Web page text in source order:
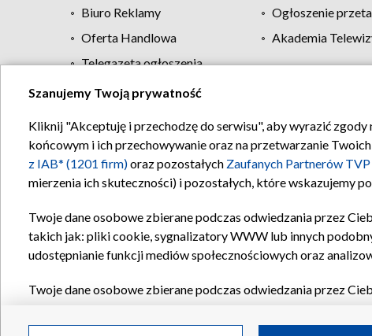
Biuro Reklamy
Ogłoszenie
Oferta Handlowa
Akademia
Telegazeta ogłoszenia
Regulamin TVP
Szanujemy Twoją prywatność
Kliknij "Akceptuję i przechodzę do serwisu", aby wyrazić
końcowym i ich przechowywanie oraz na przetwarzanie
z IAB* (1201 firm)oraz pozostałych Zaufanych Partnerów
mierzenia ich skuteczności) i pozostałych, które wskazujemy
Twoje dane osobowe zbierane podczas odwiedzania przez
takich jak: pliki cookie, sygnalizatory WWW lub innych
udostępnianie funkcji mediów społecznościowych oraz
Twoje dane osobowe zbierane podczas odwiedzania przez
Partnerów TVPdla realizacji następujących celów i funkcji: